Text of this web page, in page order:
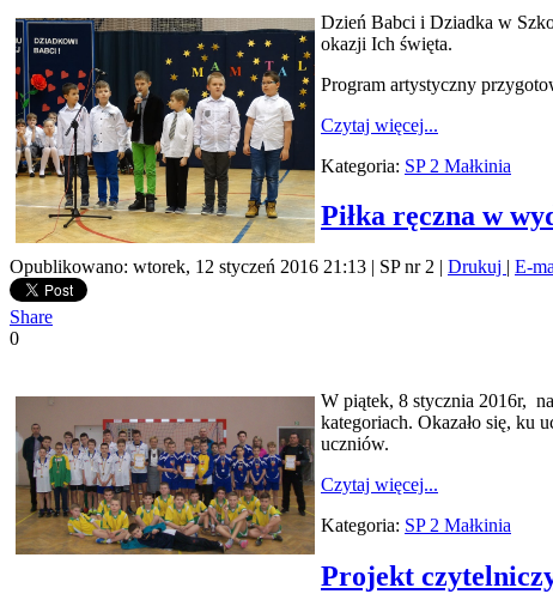
Dzień Babci i Dziadka w
okazji Ich święta.
Program artystyczny
Czytaj więcej...
Kategoria: SP 2 Małkinia
Piłka ręczna w
Opublikowano: wtorek, 12 styczeń 2016 21:13 | SP nr 2 | Drukuj | E-
Share
0
W piątek, 8 stycznia 2016r,
kategoriach. Okazało się, ku
uczniów.
Czytaj więcej...
Kategoria: SP 2 Małkinia
Projekt